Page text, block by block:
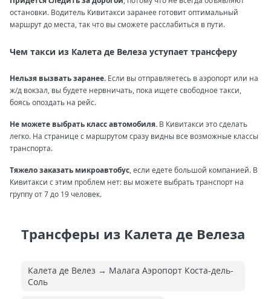
остановки. Водитель Кивитакси заранее готовит оптимальный
маршрут до места, так что вы сможете расслабиться в пути.
Чем такси из Калета де Велеза уступает трансферу
Нельзя вызвать заранее. Если вы отправляетесь в аэропорт или на
ж/д вокзал, вы будете нервничать, пока ищете свободное такси,
боясь опоздать на рейс.
Не можете выбрать класс автомобиля. В Кивитакси это сделать
легко. На странице с маршрутом сразу видны все возможные классы
транспорта.
Тяжело заказать микроавтобус, если едете большой компанией. В
Кивитакси с этим проблем нет: вы можете выбрать транспорт на
группу от 7 до 19 человек.
Трансферы из Калета де Велеза
Калета де Велез → Малага Аэропорт Коста-дель-
Соль